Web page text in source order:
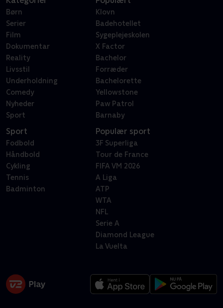
Børn
Serier
Film
Dokumentar
Reality
Livsstil
Underholdning
Comedy
Nyheder
Sport
Klovn
Badehotellet
Sygeplejeskolen
X Factor
Bachelor
Forræder
Bachelorette
Yellowstone
Paw Patrol
Barnaby
Sport
Fodbold
Håndbold
Cykling
Tennis
Badminton
Populær sport
3F Superliga
Tour de France
FIFA VM 2026
A Liga
ATP
WTA
NFL
Serie A
Diamond League
La Vuelta